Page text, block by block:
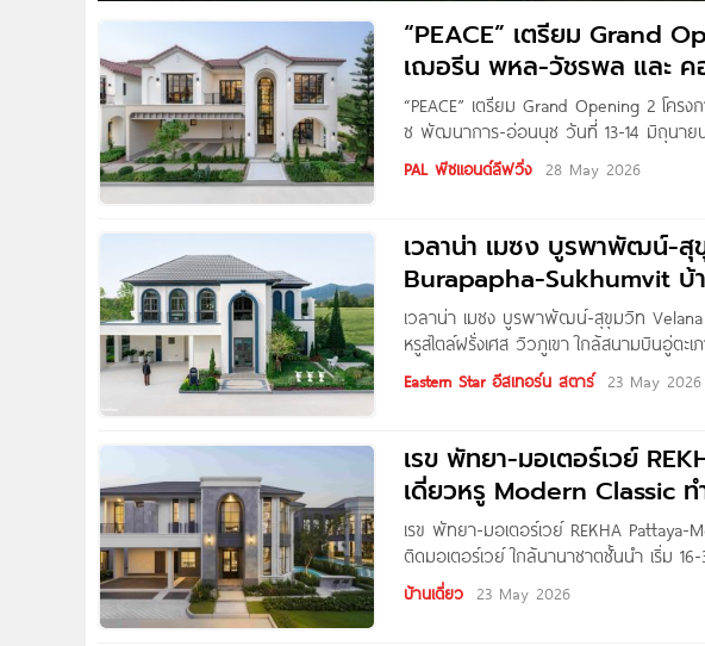
สุขุมาลพันธ์ ผู้ช่วยกรรมการผู้อำนวยการ สายงานกลุ่มธุรกิจบ้านเดี่ยว บริษัท เ
สำหรับเอพี ไทยแลนด์ เราเชื่อว่า ‘บ้านที่ดี’
“PEACE” เตรียม Grand
เฌอรีน พหล-วัชรพล และ ค
“PEACE” เตรียม Grand Opening 2 โ
ซ พัฒนาการ-อ่อนนุช วันที่ 13-14 มิถุนาย
รุ่นใหม่ “PEACE” ประกาศยึดโปรดักส์ที่ถนั
Opening 2 โครงการ บนทำเลศักยภาพ
PAL พีซแอนด์ลีฟวิ่ง 28 May 2026
เวลาน่า เมซง บูรพาพัฒน์-
Burapapha-Sukhumvit บ้
ภูเขา ใกล้สนามบินอู่ตะเภา เริ่ม
เวลาน่า เมซง บูรพาพัฒน์-สุขุมวิท
หรูสไตล์ฝรั่งเศส วิวภูเขา ใกล้สนามบินอู่ต
สุขุมวิท บ้านเดี่ยวหรูสไตล์ สไตล์ Modern
โครงการอยู่ยนถนนสาย 1035 ต.บ้านฉาง อ
Eastern Star อีสเทอร์น สตาร์ 23 May 2026
เรข พัทยา-มอเตอร์เวย์
เดี่ยวหรู Modern Classic ท
ชาตชั้นนำ เริ่ม
เรข พัทยา-มอเตอร์เวย์ REKHA Pattaya-
ติดมอเตอร์เวย์ ใกล้นานาชาตชั้นนำ เริ่ม
เดี่ยวสุดเอ็กซ์คลูซีฟ รับดีมานด์ล้นของกลุ่มนั
คราฟท์เวิร์ค ออกแบบภายใต้แนวคิด “The
บ้านเดี่ยว 23 May 2026